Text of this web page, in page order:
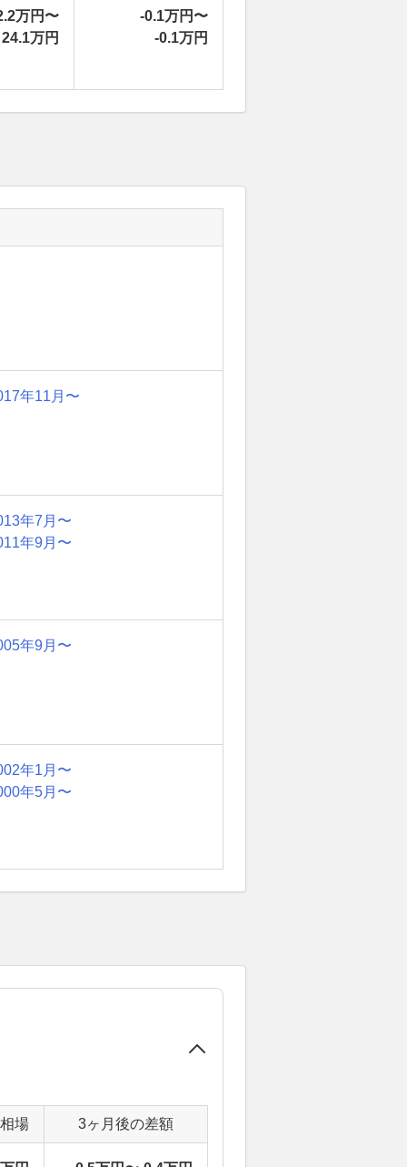
万円〜
24.1万円
-0.1万円〜
-0.1万円
年11月〜
年7月〜
年9月〜
年9月〜
年1月〜
年5月〜
場 3ヶ月後の差額